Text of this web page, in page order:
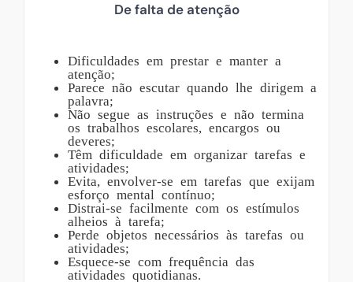
De falta de atenção
Dificuldades em prestar e manter a
atenção;
Parece não escutar quando lhe dirigem a
palavra;
Não segue as instruções e não termina
os trabalhos escolares, encargos ou
deveres;
Têm dificuldade em organizar tarefas e
atividades;
Evita, envolver-se em tarefas que exijam
esforço mental contínuo;
Distrai-se facilmente com os estímulos
alheios à tarefa;
Perde objetos necessários às tarefas ou
atividades;
Esquece-se com frequência das
atividades quotidianas.